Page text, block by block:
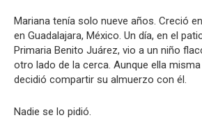
Mariana tenía solo nueve años. Creció
en Guadalajara, México. Un día, en el
Primaria Benito Juárez, vio a un niño
otro lado de la cerca. Aunque ella
decidió compartir su almuerzo con él.
Nadie se lo pidió.